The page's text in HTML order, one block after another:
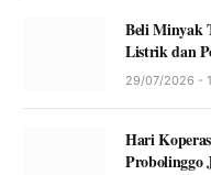
Beli Minyak
Listrik dan
29/07/2026 -
Hari
Probolinggo